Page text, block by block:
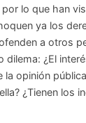
lo que han
ya los
a otros
¿El
opinión
¿Tienen los